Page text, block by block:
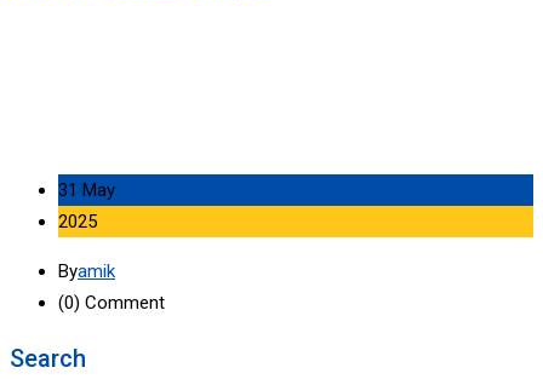
31 May
2025
Byamik
(0) Comment
Search